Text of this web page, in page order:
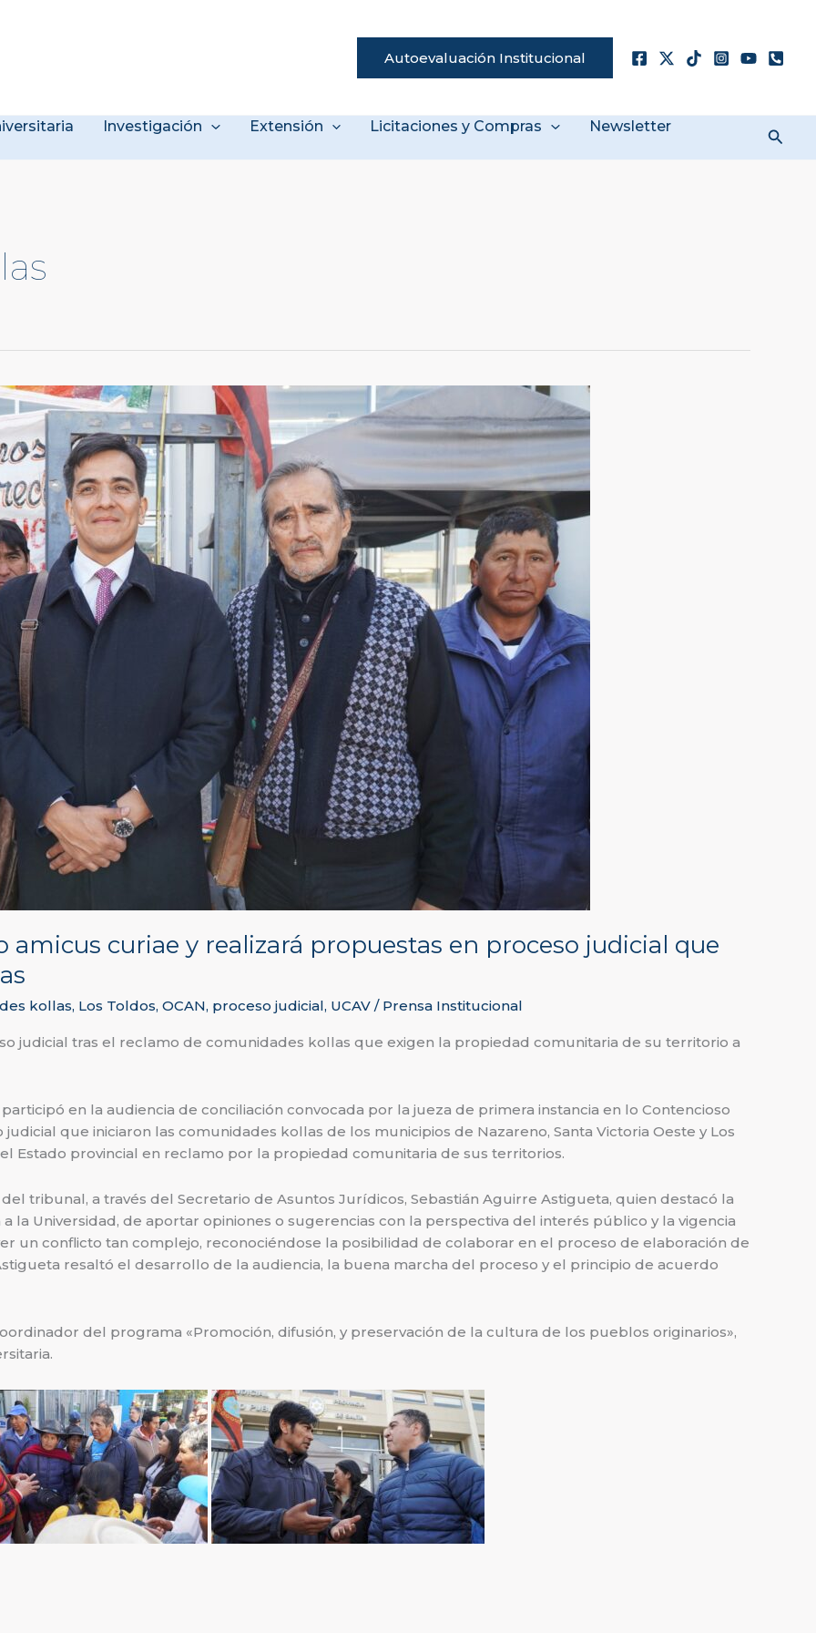
Autoevaluación Institucional
Investigación Extensión Licitaciones y Compras
Newsletter
amicus curiae y realizará propuestas en proceso judicial que
kollas, Los Toldos, OCAN, proceso judicial, UCAV / Prensa Institucional
judicial tras el reclamo de comunidades kollas que exigen la propiedad comunitaria de su territorio a
en la audiencia de conciliación convocada por la jueza de primera instancia en lo Contencioso
que iniciaron las comunidades kollas de los municipios de Nazareno, Santa Victoria Oeste y Los
Estado provincial en reclamo por la propiedad comunitaria de sus territorios.
tribunal, a través del Secretario de Asuntos Jurídicos, Sebastián Aguirre Astigueta, quien destacó la
la Universidad, de aportar opiniones o sugerencias con la perspectiva del interés público y la vigencia
un conflicto tan complejo, reconociéndose la posibilidad de colaborar en el proceso de elaboración de
resaltó el desarrollo de la audiencia, la buena marcha del proceso y el principio de acuerdo
del programa «Promoción, difusión, y preservación de la cultura de los pueblos originarios»,